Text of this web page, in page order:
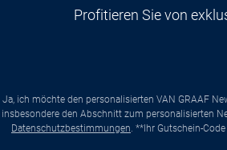
Profitieren Sie von
Ja, ich möchte den personalisierten VAN GRAAF
insbesondere den Abschnitt zum personalisierten
Datenschutzbestimmungen . **Ihr Gutschein-